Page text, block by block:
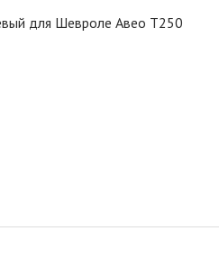
для Шевроле Авео Т250